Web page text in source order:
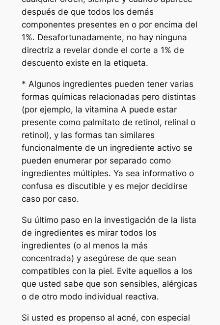
después de que todos los demás
componentes presentes en o por encima del
1%. Desafortunadamente, no hay ninguna
directriz a revelar donde el corte a 1% de
descuento existe en la etiqueta.
* Algunos ingredientes pueden tener varias
formas químicas relacionadas pero distintas
(por ejemplo, la vitamina A puede estar
presente como palmitato de retinol, relinal o
retinol), y las formas tan similares
funcionalmente de un ingrediente activo se
pueden enumerar por separado como
ingredientes múltiples. Ya sea informativo o
confusa es discutible y es mejor decidirse
caso por caso.
Su último paso en la investigación de la lista
de ingredientes es mirar todos los
ingredientes (o al menos la más
concentrada) y asegúrese de que sean
compatibles con la piel. Evite aquellos a los
que usted sabe que son sensibles, alérgicas
o de otro modo individual reactiva.
Si usted es propenso al acné, con especial